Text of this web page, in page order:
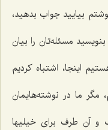
بیایید جواب بدهید،
مسئله‌تان را بیان
اینجا، اشتباه كردیم
ما در نوشته‌هایمان
و آن طرف برای خیلیها